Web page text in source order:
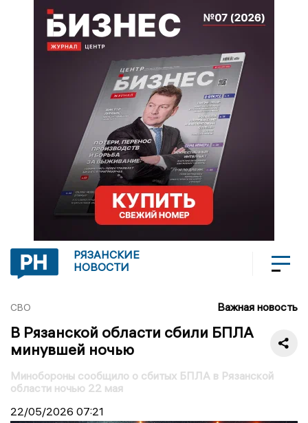
РЯЗАНСКИЕ
НОВОСТИ
СВО Важная новость
В Рязанской области сбили БПЛА
минувшей ночью
Минобороны сообщило о сбитых БПЛА в Рязанской
области ночью 22 мая
22/05/2026 07:21